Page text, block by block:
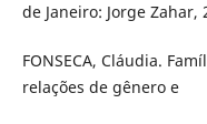
de Janeiro: Jorge Zahar,
FONSECA, Cláudia.
relações de gênero e